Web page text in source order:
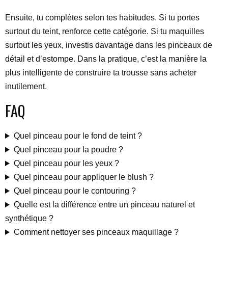
Ensuite, tu complètes selon tes habitudes. Si tu portes
surtout du teint, renforce cette catégorie. Si tu maquilles
surtout les yeux, investis davantage dans les pinceaux de
détail et d’estompe. Dans la pratique, c’est la manière la
plus intelligente de construire ta trousse sans acheter
inutilement.
FAQ
Quel pinceau pour le fond de teint ?
Quel pinceau pour la poudre ?
Quel pinceau pour les yeux ?
Quel pinceau pour appliquer le blush ?
Quel pinceau pour le contouring ?
Quelle est la différence entre un pinceau naturel et
synthétique ?
Comment nettoyer ses pinceaux maquillage ?